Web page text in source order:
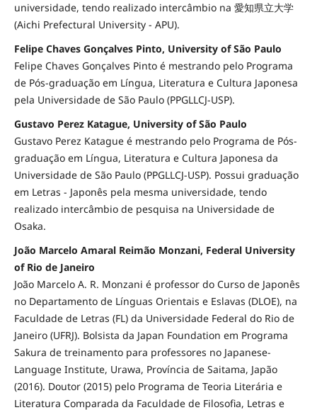
universidade, tendo realizado intercâmbio na 愛知県立大学
(Aichi Prefectural University - APU).
Felipe Chaves Gonçalves Pinto, University of São Paulo
Felipe Chaves Gonçalves Pinto é mestrando pelo Programa
de Pós-graduação em Língua, Literatura e Cultura Japonesa
pela Universidade de São Paulo (PPGLLCJ-USP).
Gustavo Perez Katague, University of São Paulo
Gustavo Perez Katague é mestrando pelo Programa de Pós-
graduação em Língua, Literatura e Cultura Japonesa da
Universidade de São Paulo (PPGLLCJ-USP). Possui graduação
em Letras - Japonês pela mesma universidade, tendo
realizado intercâmbio de pesquisa na Universidade de
Osaka.
João Marcelo Amaral Reimão Monzani, Federal University
of Rio de Janeiro
João Marcelo A. R. Monzani é professor do Curso de Japonês
no Departamento de Línguas Orientais e Eslavas (DLOE), na
Faculdade de Letras (FL) da Universidade Federal do Rio de
Janeiro (UFRJ). Bolsista da Japan Foundation em Programa
Sakura de treinamento para professores no Japanese-
Language Institute, Urawa, Província de Saitama, Japão
(2016). Doutor (2015) pelo Programa de Teoria Literária e
Literatura Comparada da Faculdade de Filosofia, Letras e